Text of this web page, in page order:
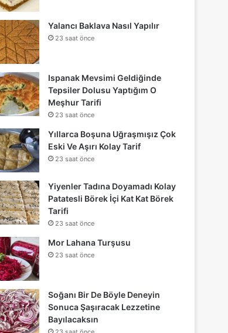
Yalancı Baklava Nasıl Yapılır
23 saat önce
Ispanak Mevsimi Geldiğinde
Tepsiler Dolusu Yaptığım O
Meşhur Tarifi
23 saat önce
Yıllarca Boşuna Uğraşmışız Çok
Eski Ve Aşırı Kolay Tarif
23 saat önce
Yiyenler Tadına Doyamadı Kolay
Patatesli Börek İçi Kat Kat Börek
Tarifi
23 saat önce
Mor Lahana Turşusu
23 saat önce
Soğanı Bir De Böyle Deneyin
Sonuca Şaşıracak Lezzetine
Bayılacaksın